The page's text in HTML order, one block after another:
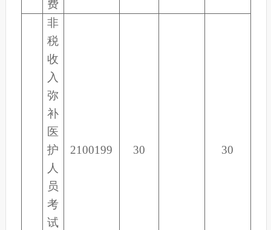
费
非
税
收
入
弥
补
医
护
人
员
考
试
2100199 30 30